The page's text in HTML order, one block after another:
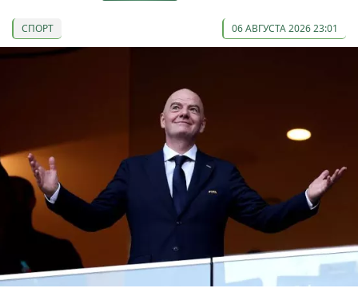
СПОРТ 06 АВГУСТА 2026 23:01